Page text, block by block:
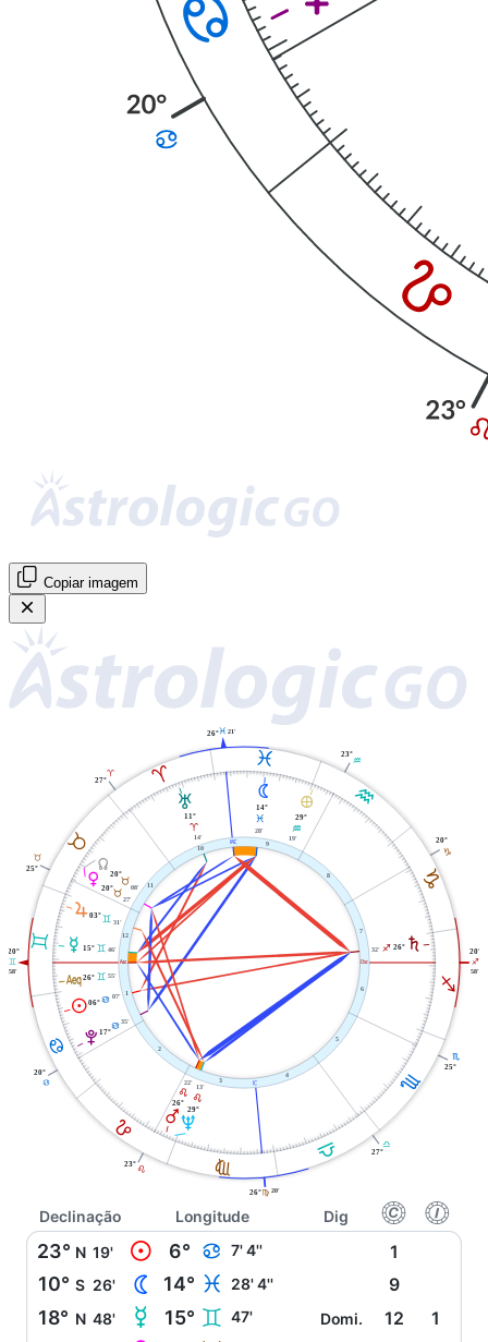
Copiar imagem
A
B
C
D
E
F
G
H
I
J
K
L
1
W
2
3
4
j
5
6
7
i
8
9
10
X
11
12
C
20°
58'
D
20°
E
23°
F
26° 20'
G
27°
H
25°
I
20°
58'
J
20°
K
23°
L
26° 21'
A
27°
B
25°
l26° C 55'
M06°D 07'
V 17°
D
35'
Q
26°
E
22'
U
29°
E
13'
S
26°
I
32'
È
29°
K
19'
N
14°
L
28'
T
11°
A
14'
Y
20°
B
08'
P 20°
B
27'
R03° C 31'
O 15° C 46'
Declinação Longitude Dig f g
23° N 19' M 6° D 7' 4'' 1
10° S 26' N 14° L 28' 4'' 9
18° N 48' O 15° C 47' Domi. 12 1